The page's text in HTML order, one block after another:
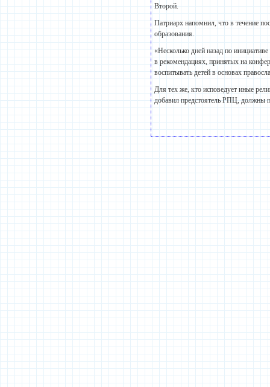
Второй.
Патриарх напомнил, что в течение
образования.
«Несколько дней назад по
в рекомендациях, принятых на
воспитывать детей в основах
Для тех же, кто исповедует иные
добавил предстоятель РПЦ, должны